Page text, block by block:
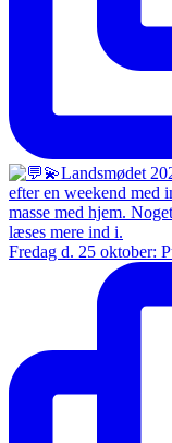
Fredag d. 25 oktober: